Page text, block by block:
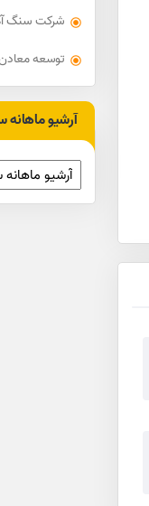
شرکت سنگ
توسعه معادن
آرشیو ماهانه